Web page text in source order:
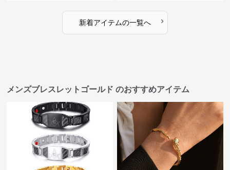
新着アイテムの一覧へ ›
メンズブレスレットゴールド のおすすめアイテム